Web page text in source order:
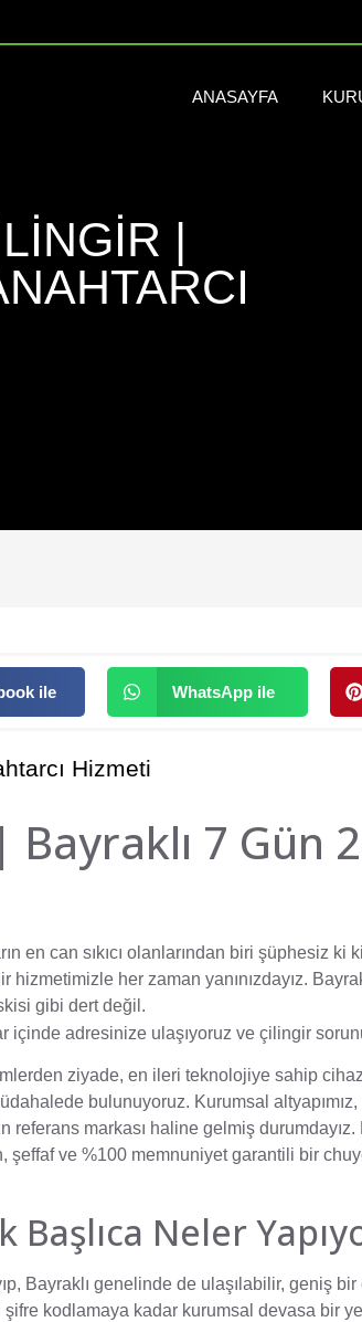
ANASAYFA
|
ile WhatsApp ile
Hizmeti
7 Gün
en can sıkıcı olanlarından biri şüphesiz ki
hizmetimizle her zaman yanınızdayız.
gibi dert değil.
içinde adresinize ulaşıyoruz ve çilingir
ziyade, en ileri teknolojiye sahip
bulunuyoruz. Kurumsal altyapımız,
markası haline gelmiş durumdayız.
ve %100 memnuniyet garantili bir
Neler
Bayraklı genelinde de ulaşılabilir, geniş
şifre kodlamaya kadar kurumsal devasa bir